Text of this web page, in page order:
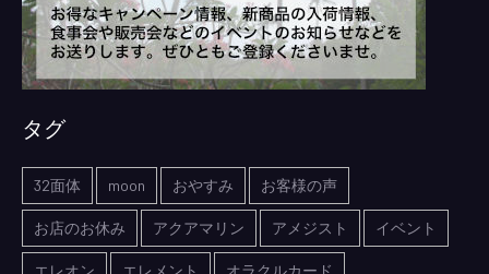
タグ
32面体 moon おやすみ お客様の声
お店のお休み アクアマリン アメジスト イベント